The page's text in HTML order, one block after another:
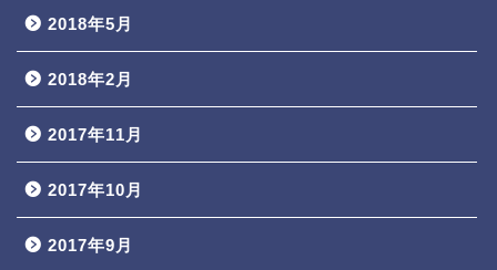
2018年5月
2018年2月
2017年11月
2017年10月
2017年9月